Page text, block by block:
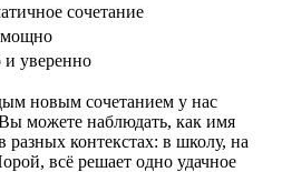
сочетание
мощно
уверенно
новым сочетанием у нас
можете наблюдать, как имя
разных контекстах: в школу, на
всё решает одно удачное